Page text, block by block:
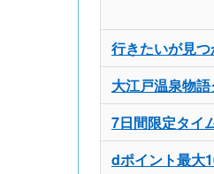
行きたいが見つ
大江戸温泉物
7日間限定タイ
dポイント最大